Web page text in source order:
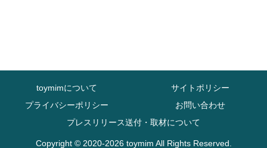
toymimについて
サイトポリシー
プライバシーポリシー
お問い合わせ
プレスリリース送付・取材について
Copyright © 2020-2026 toymim All Rights Reserved.